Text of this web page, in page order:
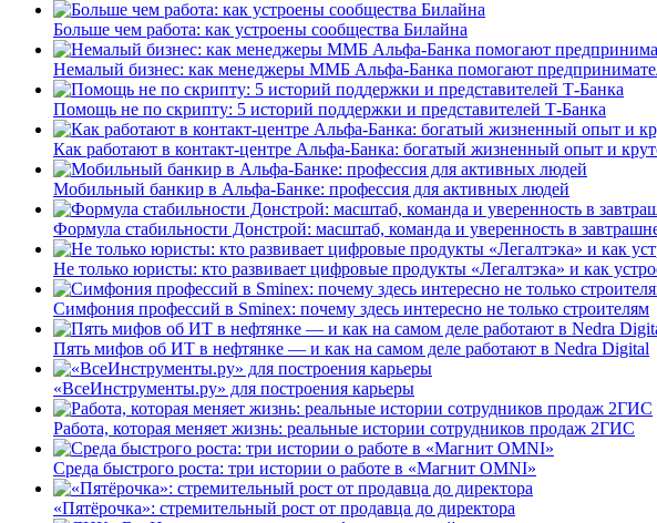
Больше чем работа: как устроены сообщества Билайна
Немалый бизнес: как менеджеры ММБ Альфа-Банка помогают
Помощь не по скрипту: 5 историй поддержки и представителей Т-Банка
Как работают в контакт-центре Альфа-Банка: богатый жизненный опыт и
Мобильный банкир в Альфа-Банке: профессия для активных людей
Формула стабильности Донстрой: масштаб, команда и уверенность в
Не только юристы: кто развивает цифровые продукты «Легалтэка» и как
Симфония профессий в Sminex: почему здесь интересно не только строителям
Пять мифов об ИТ в нефтянке — и как на самом деле работают в Nedra Digital
«ВсеИнструменты.ру» для построения карьеры
Работа, которая меняет жизнь: реальные истории сотрудников продаж 2ГИС
Среда быстрого роста: три истории о работе в «Магнит OMNI»
«Пятёрочка»: стремительный рост от продавца до директора